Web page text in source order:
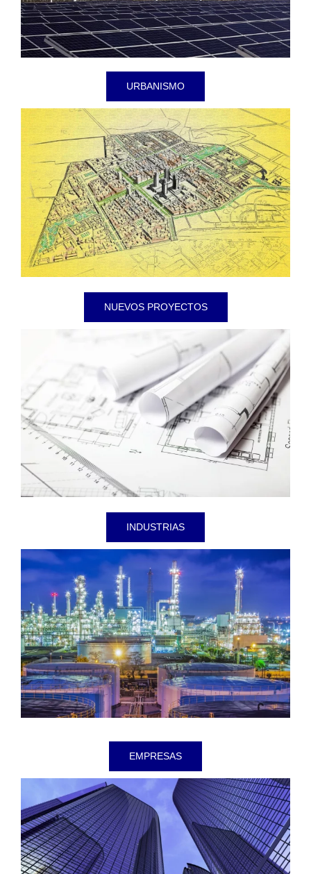
URBANISMO
NUEVOS PROYECTOS
INDUSTRIAS
EMPRESAS